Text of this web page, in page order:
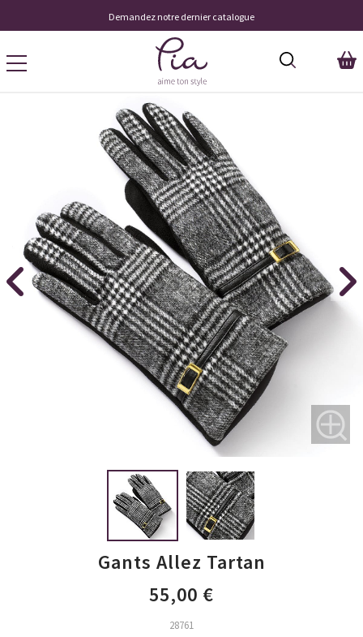
Demandez notre dernier catalogue
Gants Allez Tartan
55,00 €
28761